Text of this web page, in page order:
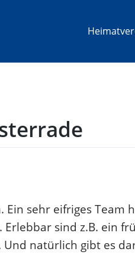
sehr eifriges Team
sind z.B. ein
natürlich gibt es